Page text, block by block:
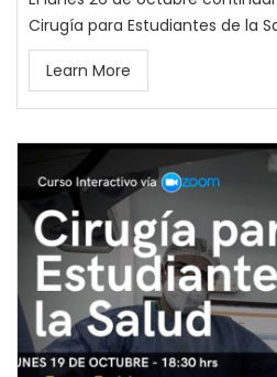
Cirugía para Estudiantes de la
Learn More